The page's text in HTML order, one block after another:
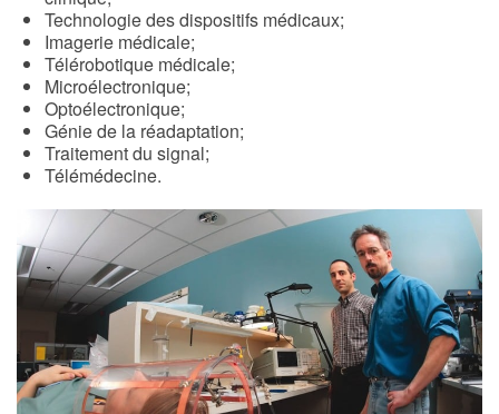
Technologie des dispositifs médicaux;
Imagerie médicale;
Télérobotique médicale;
Microélectronique;
Optoélectronique;
Génie de la réadaptation;
Traitement du signal;
Télémédecine.